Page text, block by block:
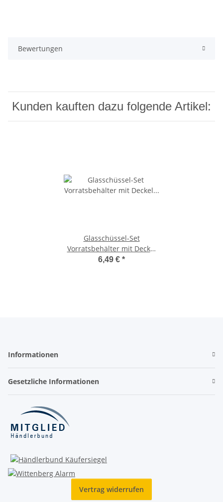
Bewertungen
Kunden kauften dazu folgende Artikel:
Glasschüssel-Set
Vorratsbehälter mit Deckel
10-teilig
6,49 € *
Informationen
Gesetzliche Informationen
Vertrag widerrufen